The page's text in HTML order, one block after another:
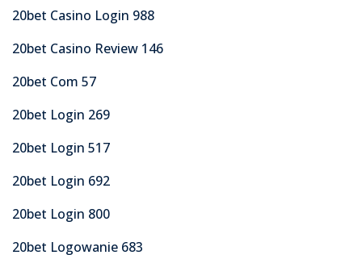
20bet Casino Login 988
20bet Casino Review 146
20bet Com 57
20bet Login 269
20bet Login 517
20bet Login 692
20bet Login 800
20bet Logowanie 683